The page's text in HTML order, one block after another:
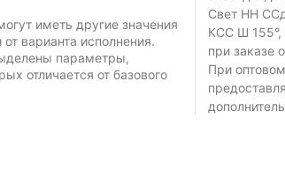
иметь другие значения
варианта исполнения.
параметры,
отличается от базового
Свет НН
КСС Ш 155°,
при заказе
При